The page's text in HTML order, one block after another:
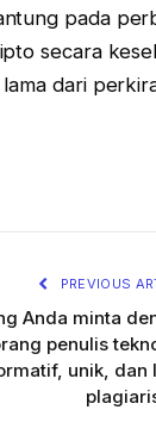
pada
secara
dari
PREVIOUS
Anda minta
penulis
unik, dan